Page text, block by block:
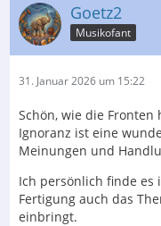
Goetz2
Musikofant
31. Januar 2026 um 15:22
Schön, wie die
Ignoranz ist eine
Meinungen und
Ich persönlich finde es
Fertigung auch das
einbringt.